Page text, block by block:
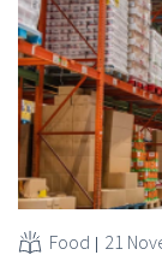
Food 21